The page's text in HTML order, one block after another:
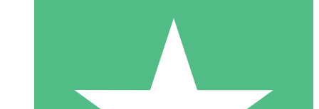
Individuelle Credit-Pakete
Zahlen Sie nach Bedarf mit Download-Credits. Keine
monatliche Verpflichtung erforderlich.